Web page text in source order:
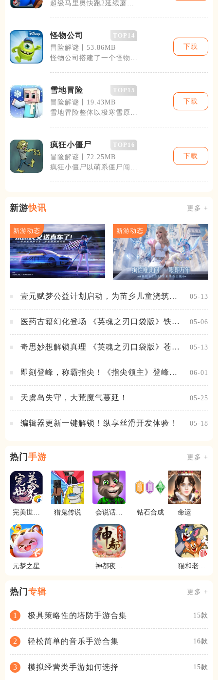
超级马里奥快跑2延续蘑菇
怪物公司
TOP14
冒险解谜丨53.86MB
怪物公司搭建了一个怪物共
下载
雪地冒险
TOP15
冒险解谜丨19.43MB
雪地冒险整体以极寒雪原作
下载
疯狂小僵尸
TOP16
冒险解谜丨72.25MB
疯狂小僵尸以萌系僵尸闯关
下载
新游快讯 更多 +
新游动态 新游动态
壹元赋梦公益计划启动，为苗乡儿童浇筑梦
05-13
医药古籍幻化登场 《英魂之刃口袋版》铁扇
05-06
奇思妙想解锁真理 《英魂之刃口袋版》苍天
05-13
即刻登峰，称霸指尖！《指尖领主》登峰测
06-01
天虞岛失守，大荒魔气蔓延！ 05-25
编辑器更新一键解锁！纵享丝滑开发体验！ 05-18
热门 手游 更多 +
完美世界
猎鬼传说
会说话的
钻石合成 命运
元梦之星
神都夜行
猫和老鼠
热门 专辑 更多 +
1 极具策略性的塔防手游合集 15款
2 轻松简单的音乐手游合集 16款
3 模拟经营类手游如何选择 15款